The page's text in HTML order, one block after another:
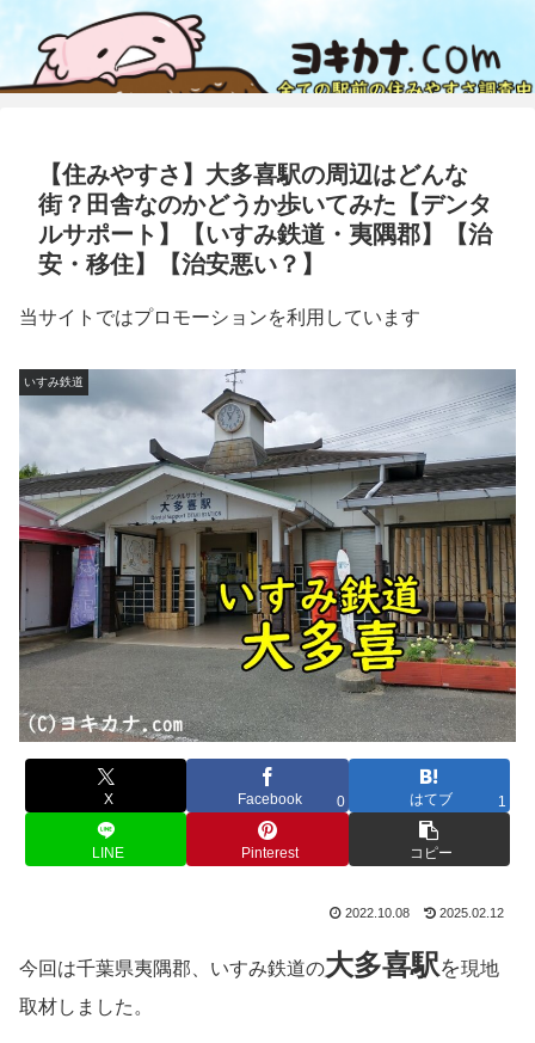
【住みやすさ】大多喜駅の周辺はどんな
街？田舎なのかどうか歩いてみた【デンタ
ルサポート】【いすみ鉄道・夷隅郡】【治
安・移住】【治安悪い？】
当サイトではプロモーションを利用しています
いすみ鉄道
X Facebook 0 はてブ 1
LINE Pinterest コピー
2022.10.08 2025.02.12
今回は千葉県夷隅郡、いすみ鉄道の大多喜駅を現地
取材しました。